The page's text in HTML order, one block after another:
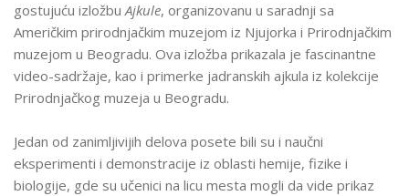
gostujuću izložbuAjkule, organizovanu u saradnji sa
Američkim prirodnjačkim muzejom iz Njujorka i Prirodnjačkim
muzejom u Beogradu. Ova izložba prikazala je fascinantne
video-sadržaje, kao i primerke jadranskih ajkula iz kolekcije
Prirodnjačkog muzeja u Beogradu.
Jedan od zanimljivijih delova posete bili su i naučni
eksperimenti i demonstracije iz oblasti hemije, fizike i
biologije, gde su učenici na licu mesta mogli da vide prikaz